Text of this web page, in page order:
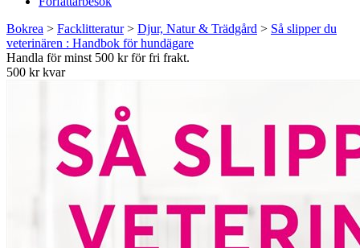
Bokrea > Facklitteratur> Djur, Natur & Trädgård > Så slipper du
veterinären : Handbok för hundägare
Handla för minst 500 kr för fri frakt.
500 kr kvar